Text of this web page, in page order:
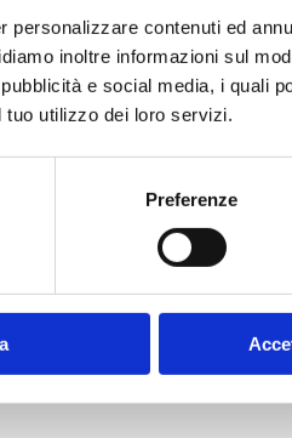
personalizzare contenuti ed
inoltre informazioni sul
e social media, i quali
tuo utilizzo dei loro servizi.
Preferenze
Brand Identity – Graphic
DesignWeb
Casali del...
Design – Logo Design –
DesignWeb DesignTutto3D
Identity,...